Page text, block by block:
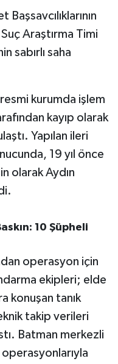
Araştırma Timi
sabırlı saha
kurumda işlem
kayıp olarak
Yapılan ileri
19 yıl önce
olarak Aydın
10 Şüpheli
operasyon için
ekipleri; elde
konuşan tanık
takip verileri
Batman merkezli